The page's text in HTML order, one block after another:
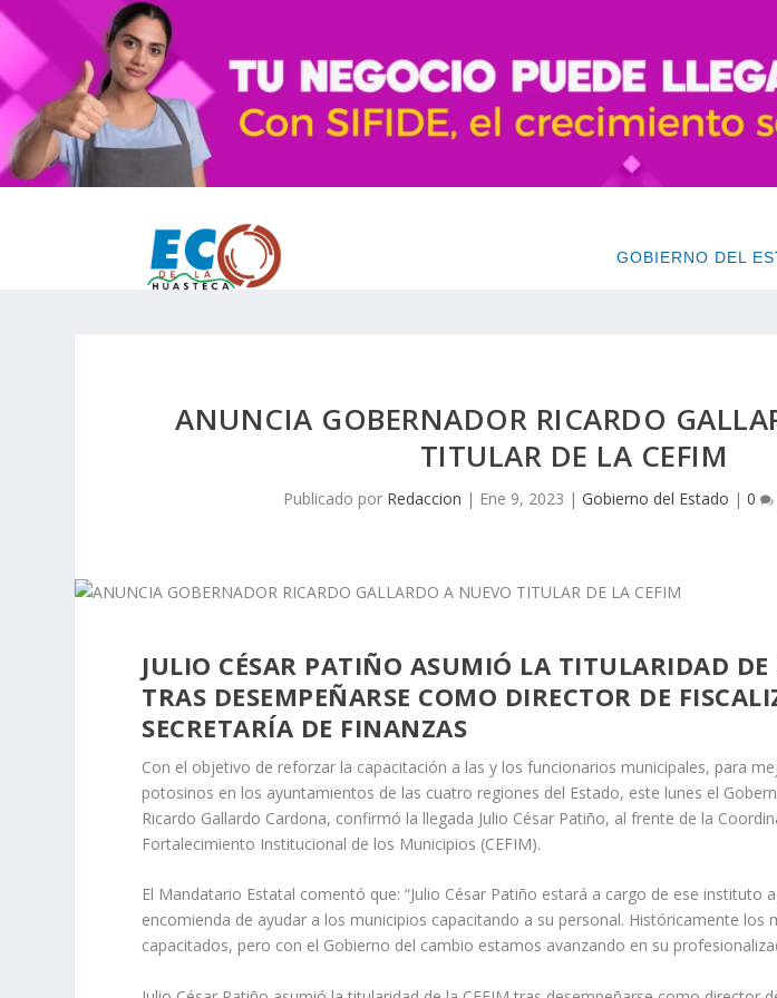
GOBIERNO DEL
ANUNCIA GOBERNADOR RICARDO
TITULAR DE LA CEFIM
Publicado por Redaccion | Ene 9, 2023 | Gobierno del Estado | 0
JULIO CÉSAR PATIÑO ASUMIÓ LA TITULARIDAD
TRAS DESEMPEÑARSE COMO DIRECTOR DE
SECRETARÍA DE FINANZAS
Con el objetivo de reforzar la capacitación a las y los funcionarios municipales, para
potosinos en los ayuntamientos de las cuatro regiones del Estado, este lunes el
Ricardo Gallardo Cardona, confirmó la llegada Julio César Patiño, al frente de la
Fortalecimiento Institucional de los Municipios (CEFIM).
El Mandatario Estatal comentó que: “Julio César Patiño estará a cargo de ese instituto
encomienda de ayudar a los municipios capacitando a su personal. Históricamente los
capacitados, pero con el Gobierno del cambio estamos avanzando en su